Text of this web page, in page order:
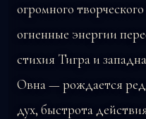
огромного
огненные энергии
стихия Тигра и
Овна — рождается
дух, быстрота